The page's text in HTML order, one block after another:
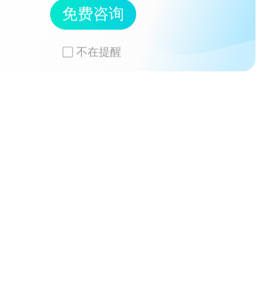
免费咨询
不在提醒